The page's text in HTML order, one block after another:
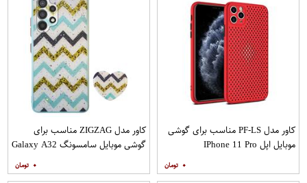
کاور مدل PF-LS مناسب برای گوشی
موبایل اپل IPhone 11 Pro
۰
کاور مدل ZIGZAG مناسب برای
گوشی موبایل سامسونگ Galaxy A32
۰